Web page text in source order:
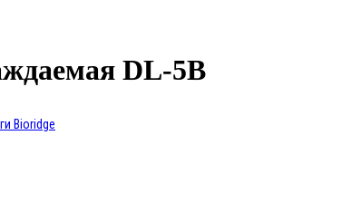
DL-5B
Bioridge